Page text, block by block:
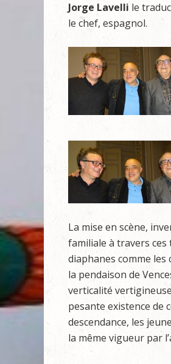
Jorge Lavellile
le chef, espagnol.
La mise en scène,
familiale à travers
diaphanes comme les
la pendaison de
verticalité
pesante existence de
descendance, les
la même vigueur par